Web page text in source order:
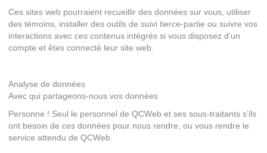
Ces sites web pourraient recueillir des données sur vous, utiliser
des témoins, installer des outils de suivi tierce-partie ou suivre vos
interactions avec ces contenus intégrés si vous disposez d’un
compte et êtes connecté leur site web.
Analyse de données
Avec qui partageons-nous vos données
Personne ! Seul le personnel de QCWeb et ses sous-traitants s’ils
ont besoin de ces données pour nous rendre, ou vous rendre le
service attendu de QCWeb.